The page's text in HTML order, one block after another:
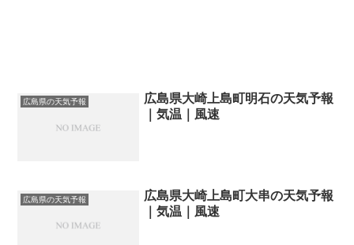
広島県の天気予報
広島県大崎上島町明石の天気予報
｜気温｜風速
広島県の天気予報
広島県大崎上島町大串の天気予報
｜気温｜風速